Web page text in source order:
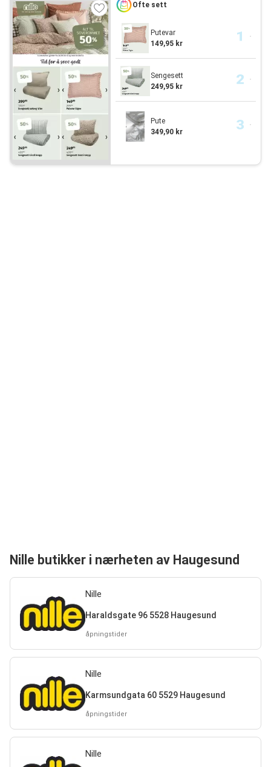
Ofte sett
Putevar
149,95 kr
Sengesett
249,95 kr
Pute
349,90 kr
Nille butikker i nærheten av Haugesund
Nille
Haraldsgate 96 5528 Haugesund
åpningstider
Nille
Karmsundgata 60 5529 Haugesund
åpningstider
Nille